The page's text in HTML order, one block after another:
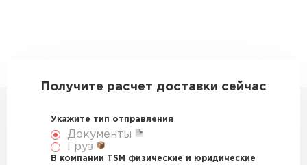
Получите расчет доставки сейчас
Укажите тип отправления
Документы
Груз
В компании TSM физические и юридические